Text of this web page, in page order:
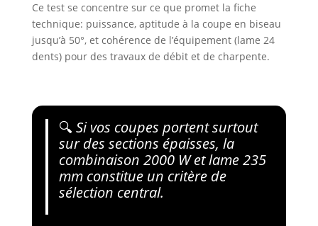
Ce test se concentre sur ce que promet la fiche
technique: puissance, aptitude à la coupe en biseau
jusqu’à 50°, et cohérence de l’équipement (lame 24
dents) pour des travaux de débit et de charpente.
🔍 Si vos coupes portent surtout
sur des sections épaisses, la
combinaison 2000 W et lame 235
mm constitue un critère de
sélection central.